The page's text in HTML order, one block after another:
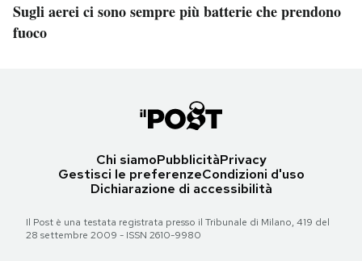
Sugli aerei ci sono sempre più batterie che prendono
fuoco
Chi siamoPubblicitàPrivacy
Gestisci le preferenzeCondizioni d'uso
Dichiarazione di accessibilità
Il Post è una testata registrata presso il Tribunale di Milano, 419 del
28 settembre 2009 - ISSN 2610-9980